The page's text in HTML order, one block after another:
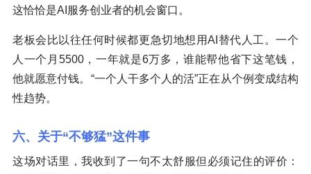
这恰恰是AI服务创业者的机会窗口。
老板会比以往任何时候都更急切地想用AI替代人工。一个
人一个月5500，一年就是6万多，谁能帮他省下这笔钱，
他就愿意付钱。“一个人干多个人的活”正在从个例变成结构
性趋势。
六、关于“不够猛”这件事
这场对话里，我收到了一句不太舒服但必须记住的评价：